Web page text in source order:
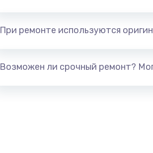
Замена системы охлаждения
Замена термопасты
При ремонте используются
Возможен ли срочный ремонт?